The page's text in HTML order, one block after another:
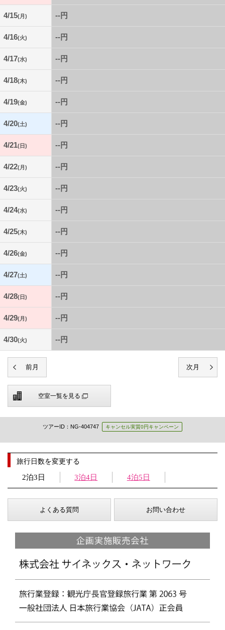
4/15(月) --円
4/16(火) --円
4/17(水) --円
4/18(木) --円
4/19(金) --円
4/20(土) --円
4/21(日) --円
4/22(月) --円
4/23(火) --円
4/24(水) --円
4/25(木) --円
4/26(金) --円
4/27(土) --円
4/28(日) --円
4/29(月) --円
4/30(火) --円
空室一覧を見る
ツアーID：NG-404747 キャンセル実質0円キャンペーン
旅行日数を変更する
2泊3日 3泊4日 4泊5日
よくある質問 お問い合わせ